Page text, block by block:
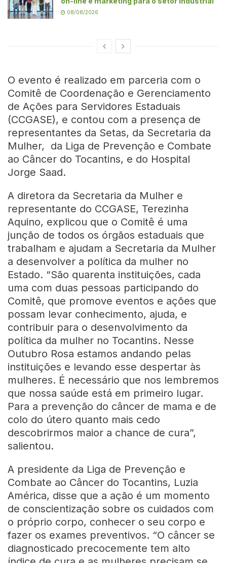
08/08/2026
O evento é realizado em parceria com o
Comitê de Coordenação e Gerenciamento
de Ações para Servidores Estaduais
(CCGASE), e contou com a presença de
representantes da Setas, da Secretaria da
Mulher, da Liga de Prevenção e Combate
ao Câncer do Tocantins, e do Hospital
Jorge Saad.
A diretora da Secretaria da Mulher e
representante do CCGASE, Terezinha
Aquino, explicou que o Comitê é uma
junção de todos os órgãos estaduais que
trabalham e ajudam a Secretaria da Mulher
a desenvolver a política da mulher no
Estado. “São quarenta instituições, cada
uma com duas pessoas participando do
Comitê, que promove eventos e ações que
possam levar conhecimento, ajuda, e
contribuir para o desenvolvimento da
política da mulher no Tocantins. Nesse
Outubro Rosa estamos andando pelas
instituições e levando esse despertar às
mulheres. É necessário que nos lembremos
que nossa saúde está em primeiro lugar.
Para a prevenção do câncer de mama e de
colo do útero quanto mais cedo
descobrirmos maior a chance de cura”,
salientou.
A presidente da Liga de Prevenção e
Combate ao Câncer do Tocantins, Luzia
América, disse que a ação é um momento
de conscientização sobre os cuidados com
o próprio corpo, conhecer o seu corpo e
fazer os exames preventivos. “O câncer se
diagnosticado precocemente tem alto